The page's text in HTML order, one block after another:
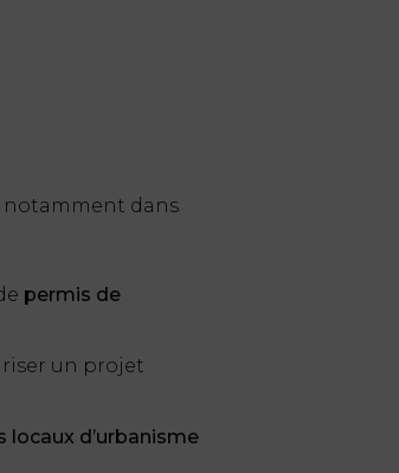
notamment dans
permis de
un projet
locaux d’urbanisme